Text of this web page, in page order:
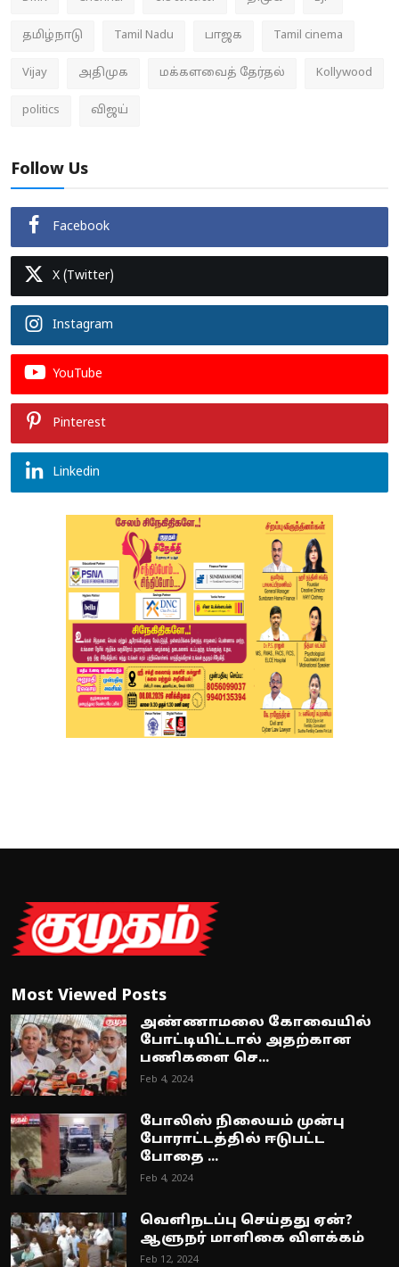
தமிழ்நாடு Tamil Nadu பாஜக Tamil cinema
Vijay அதிமுக மக்களவைத் தேர்தல் Kollywood
politics விஜய்
Follow Us
Facebook
X (Twitter)
Instagram
YouTube
Pinterest
Linkedin
Most Viewed Posts
அண்ணாமலை கோவையில்
போட்டியிட்டால் அதற்கான
பணிகளை செ...
Feb 4, 2024
போலிஸ் நிலையம் முன்பு
போராட்டத்தில் ஈடுபட்ட
போதை ...
Feb 4, 2024
வெளிநடப்பு செய்தது ஏன்?
ஆளுநர் மாளிகை விளக்கம்
Feb 12, 2024